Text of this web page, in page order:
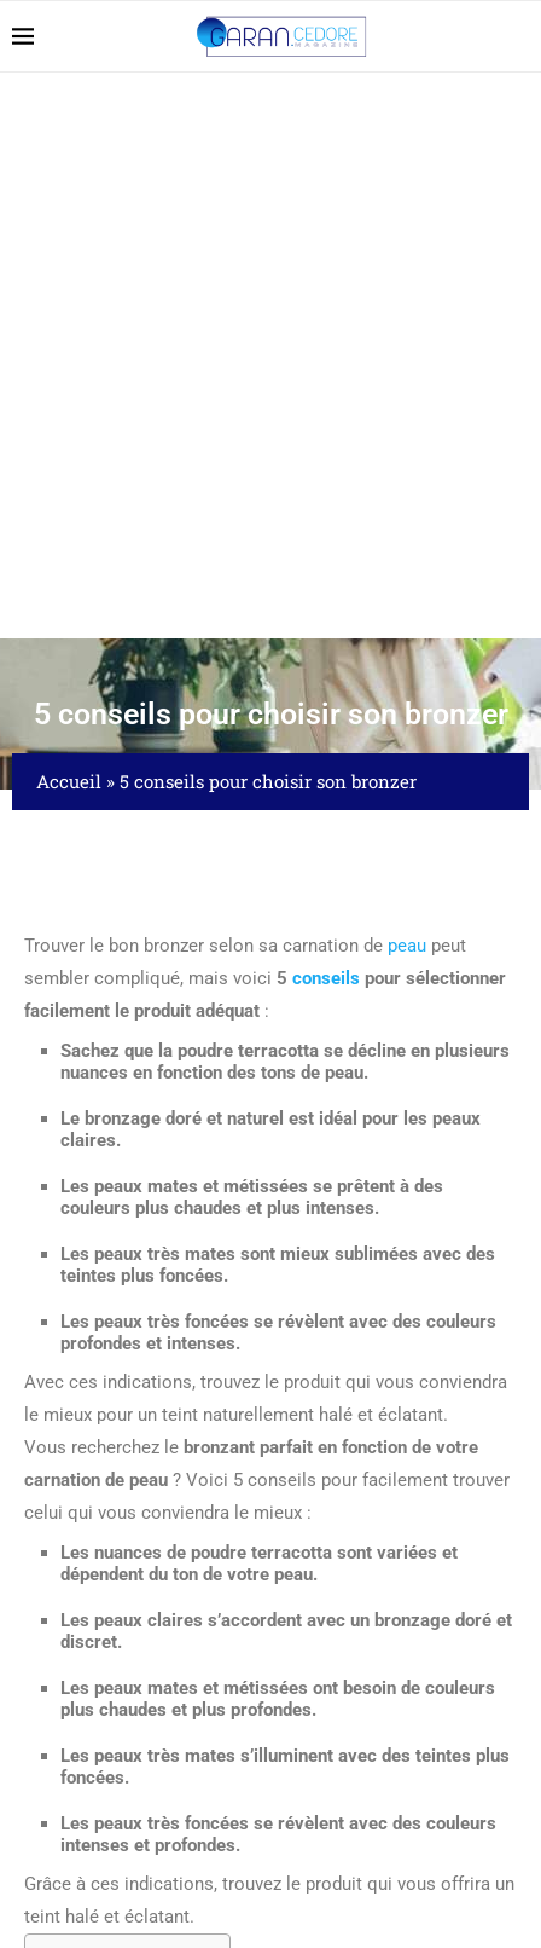
5 conseils pour choisir son bronzer
Accueil » 5 conseils pour choisir son bronzer
Trouver le bon bronzer selon sa carnation de peau peut
sembler compliqué, mais voici 5 conseils pour sélectionner
facilement le produit adéquat :
Sachez que la poudre terracotta se décline en plusieurs
nuances en fonction des tons de peau.
Le bronzage doré et naturel est idéal pour les peaux
claires.
Les peaux mates et métissées se prêtent à des
couleurs plus chaudes et plus intenses.
Les peaux très mates sont mieux sublimées avec des
teintes plus foncées.
Les peaux très foncées se révèlent avec des couleurs
profondes et intenses.
Avec ces indications, trouvez le produit qui vous conviendra
le mieux pour un teint naturellement halé et éclatant.
Vous recherchez le bronzant parfait en fonction de votre
carnation de peau ? Voici 5 conseils pour facilement trouver
celui qui vous conviendra le mieux :
Les nuances de poudre terracotta sont variées et
dépendent du ton de votre peau.
Les peaux claires s’accordent avec un bronzage doré et
discret.
Les peaux mates et métissées ont besoin de couleurs
plus chaudes et plus profondes.
Les peaux très mates s’illuminent avec des teintes plus
foncées.
Les peaux très foncées se révèlent avec des couleurs
intenses et profondes.
Grâce à ces indications, trouvez le produit qui vous offrira un
teint halé et éclatant.